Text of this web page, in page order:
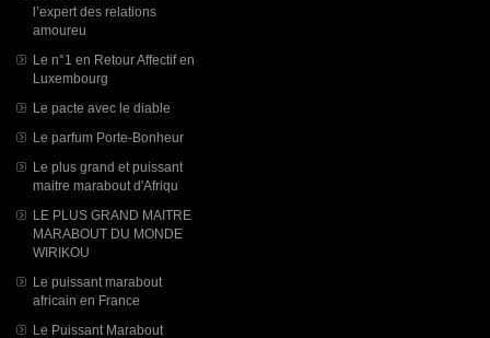
l’expert des relations
amoureu
Le n°1 en Retour Affectif en
Luxembourg
Le pacte avec le diable
Le parfum Porte-Bonheur
Le plus grand et puissant
maitre marabout d'Afriqu
LE PLUS GRAND MAITRE
MARABOUT DU MONDE
WIRIKOU
Le puissant marabout
africain en France
Le Puissant Marabout